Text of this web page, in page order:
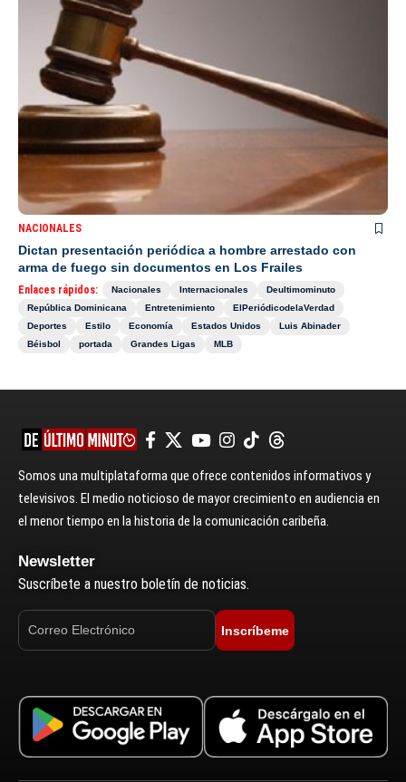
NACIONALES
Dictan presentación periódica a hombre arrestado con
arma de fuego sin documentos en Los Frailes
Enlaces rápidos: Nacionales Internacionales
Deultimominuto
República Dominicana
Entretenimiento
ElPeriódicodelaVerdad
Deportes
Estilo Economía Estados Unidos
Luis Abinader
Béisbol
portada Grandes Ligas MLB
Somos una multiplataforma que ofrece contenidos informativos y
televisivos. El medio noticioso de mayor crecimiento en audiencia en
el menor tiempo en la historia de la comunicación caribeña.
Newsletter
Suscríbete a nuestro boletín de noticias.
Inscríbeme